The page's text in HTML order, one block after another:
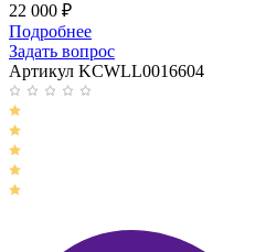
22 000 ₽
Подробнее
Задать вопрос
Артикул KCWLL0016604